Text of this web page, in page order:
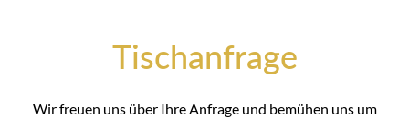
Tischanfrage
Wir freuen uns über Ihre Anfrage und bemühen uns um